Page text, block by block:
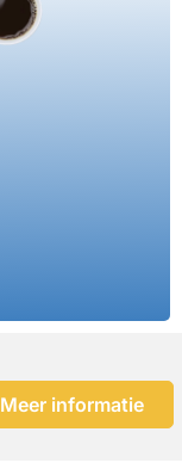
Meer informatie